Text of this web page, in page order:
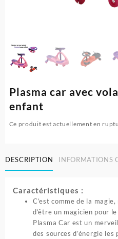
Plasma car avec
enfant
Ce produit est actuellement en
DESCRIPTION INFORMATIONS
Caractéristiques :
C’est comme de la
d’être un magicien pour
Plasma Car est un
des sources d’énergie les